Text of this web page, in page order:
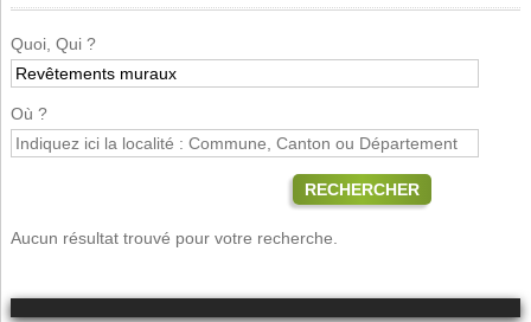
Quoi, Qui ?
Où ?
RECHERCHER
Aucun résultat trouvé pour votre recherche.